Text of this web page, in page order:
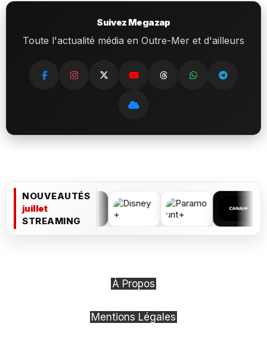
Suivez Megazap
Toute l'actualité média en Outre-Mer et d'ailleurs
NOUVEAUTÉS
juillet
STREAMING
À Propos
Mentions Légales